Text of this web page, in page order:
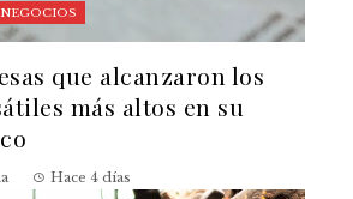
que alcanzaron los
más altos en su
Hace 4 días